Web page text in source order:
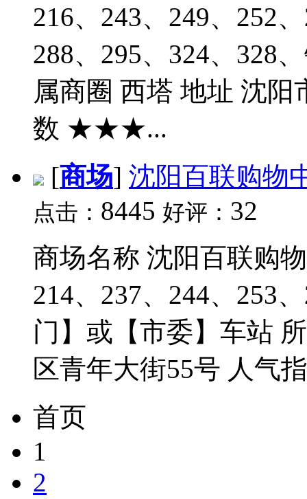
216、243、249、252
288、295、324、328
属商圈 西塔 地址 沈
数 ★★★...
[商场] 沈阳百联购物
点击： 8445 好评： 32
商场名称 沈阳百联购
214、237、244、253
门】或【市委】车站
区青年大街55号 人气
首页
1
2